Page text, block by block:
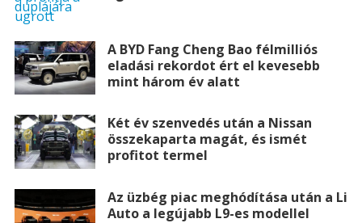
A BYD Fang Cheng Bao félmilliós
eladási rekordot ért el kevesebb
mint három év alatt
Két év szenvedés után a Nissan
összekaparta magát, és ismét
profitot termel
Az üzbég piac meghódítása után a Li
Auto a legújabb L9-es modellel